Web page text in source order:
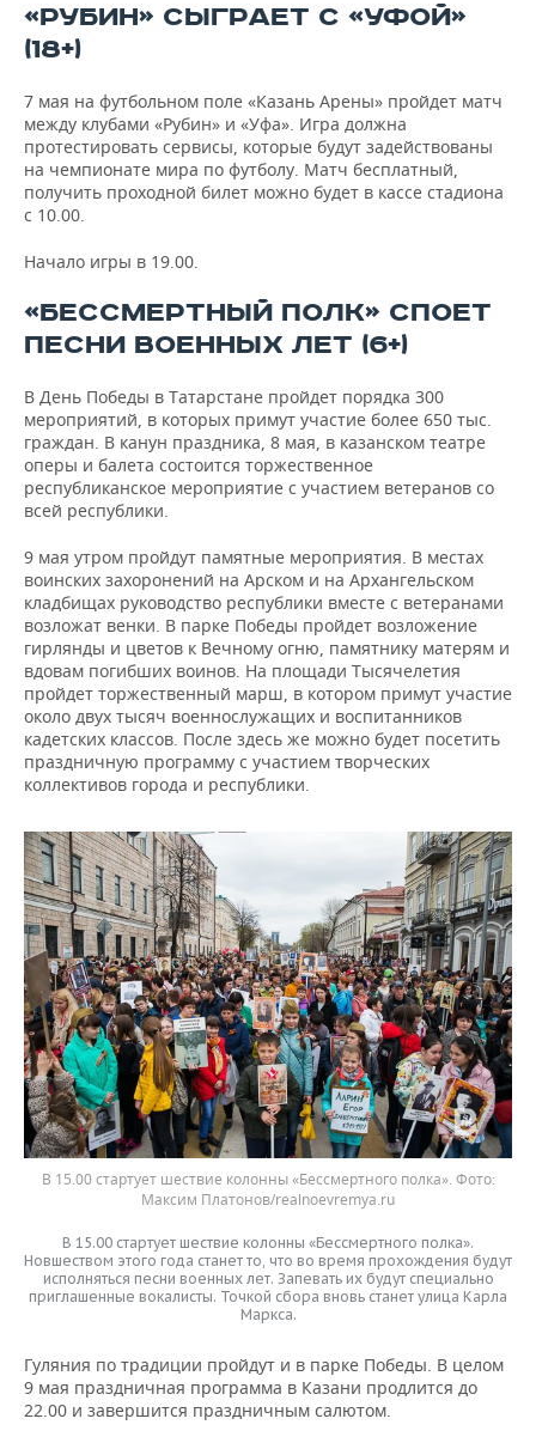
«РУБИН» СЫГРАЕТ С «УФОЙ»
(18+)
7 мая на футбольном поле «Казань Арены» пройдет матч
между клубами «Рубин» и «Уфа». Игра должна
протестировать сервисы, которые будут задействованы
на чемпионате мира по футболу. Матч бесплатный,
получить проходной билет можно будет в кассе стадиона
с 10.00.
Начало игры в 19.00.
«БЕССМЕРТНЫЙ ПОЛК» СПОЕТ
ПЕСНИ ВОЕННЫХ ЛЕТ (6+)
В День Победы в Татарстане пройдет порядка 300
мероприятий, в которых примут участие более 650 тыс.
граждан. В канун праздника, 8 мая, в казанском театре
оперы и балета состоится торжественное
республиканское мероприятие с участием ветеранов со
всей республики.
9 мая утром пройдут памятные мероприятия. В местах
воинских захоронений на Арском и на Архангельском
кладбищах руководство республики вместе с ветеранами
возложат венки. В парке Победы пройдет возложение
гирлянды и цветов к Вечному огню, памятнику матерям и
вдовам погибших воинов. На площади Тысячелетия
пройдет торжественный марш, в котором примут участие
около двух тысяч военнослужащих и воспитанников
кадетских классов. После здесь же можно будет посетить
праздничную программу с участием творческих
коллективов города и республики.
В 15.00 стартует шествие колонны «Бессмертного полка».
Максим Платонов/realnoevremya.ru
В 15.00 стартует шествие колонны «Бессмертного полка».
Новшеством этого года станет то, что во время прохождения будут
исполняться песни военных лет. Запевать их будут специально
приглашенные вокалисты. Точкой сбора вновь станет улица Карла
Маркса.
Гуляния по традиции пройдут и в парке Победы. В целом
9 мая праздничная программа в Казани продлится до
22.00 и завершится праздничным салютом.